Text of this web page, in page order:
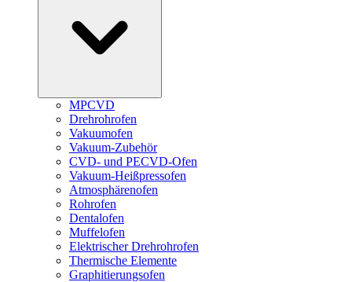
MPCVD
Drehrohrofen
Vakuumofen
Vakuum-Zubehör
CVD- und PECVD-Ofen
Vakuum-Heißpressofen
Atmosphärenofen
Rohrofen
Dentalofen
Muffelofen
Elektrischer Drehrohrofen
Thermische Elemente
Graphitierungsofen